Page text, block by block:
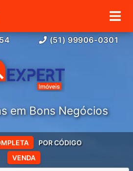
(51) 99906-0301
em Bons Negócios
VENDA
POR CÓDIGO